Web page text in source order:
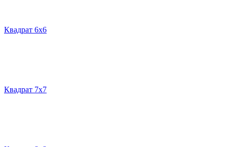
Квадрат 6х6
Квадрат 7х7